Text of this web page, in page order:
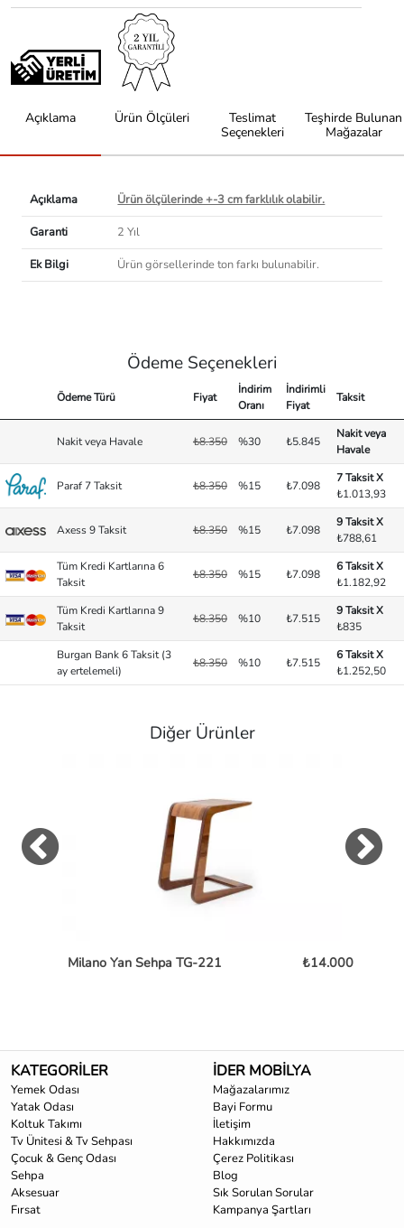
Açıklama Ürün Ölçüleri
Teslimat
Seçenekleri
Teşhirde Bulunan
Mağazalar
Açıklama
Ürün ölçülerinde +-3 cm farklılık olabilir.
Garanti
2 Yıl
Ek Bilgi
Ürün görsellerinde ton farkı bulunabilir.
Ödeme Seçenekleri
Ödeme Türü Fiyat
İndirim
Oranı
İndirimli
Fiyat
Taksit
Nakit veya Havale ₺8.350 %30 ₺5.845
Nakit veya
Havale
Paraf 7 Taksit ₺8.350 %15 ₺7.098
7 Taksit X
₺1.013,93
Axess 9 Taksit ₺8.350 %15 ₺7.098
9 Taksit X
₺788,61
Tüm Kredi Kartlarına 6
Taksit
₺8.350 %15 ₺7.098
6 Taksit X
₺1.182,92
Tüm Kredi Kartlarına 9
Taksit
₺8.350 %10 ₺7.515
9 Taksit X
₺835
Burgan Bank 6 Taksit (3
ay ertelemeli)
₺8.350 %10 ₺7.515
6 Taksit X
₺1.252,50
Diğer Ürünler
Milano Yan Sehpa TG-221 ₺14.000
KATEGORİLER
Yemek Odası
Yatak Odası
Koltuk Takımı
Tv Ünitesi & Tv Sehpası
Çocuk & Genç Odası
Sehpa
Aksesuar
Fırsat
İDER MOBİLYA
Mağazalarımız
Bayi Formu
İletişim
Hakkımızda
Çerez Politikası
Blog
Sık Sorulan Sorular
Kampanya Şartları